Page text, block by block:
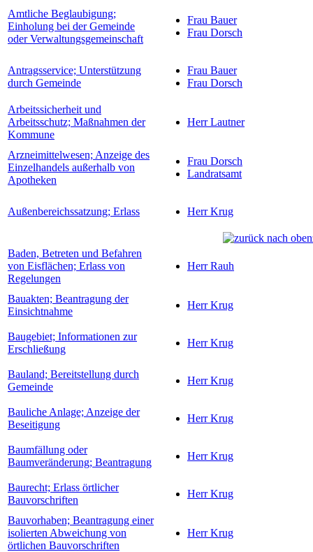
Amtliche Beglaubigung;
Einholung bei der Gemeinde
oder Verwaltungsgemeinschaft
Frau Bauer
Frau Dorsch
Antragsservice; Unterstützung
durch Gemeinde
Frau Bauer
Frau Dorsch
Arbeitssicherheit und
Arbeitsschutz; Maßnahmen der
Kommune
Herr Lautner
Arzneimittelwesen; Anzeige des
Einzelhandels außerhalb von
Apotheken
Frau Dorsch
Landratsamt
Außenbereichssatzung; Erlass Herr Krug
Baden, Betreten und Befahren
von Eisflächen; Erlass von
Regelungen
Herr Rauh
Bauakten; Beantragung der
Einsichtnahme
Herr Krug
Baugebiet; Informationen zur
Erschließung
Herr Krug
Bauland; Bereitstellung durch
Gemeinde
Herr Krug
Bauliche Anlage; Anzeige der
Beseitigung
Herr Krug
Baumfällung oder
Baumveränderung; Beantragung
Herr Krug
Baurecht; Erlass örtlicher
Bauvorschriften
Herr Krug
Bauvorhaben; Beantragung einer
isolierten Abweichung von
örtlichen Bauvorschriften
Herr Krug